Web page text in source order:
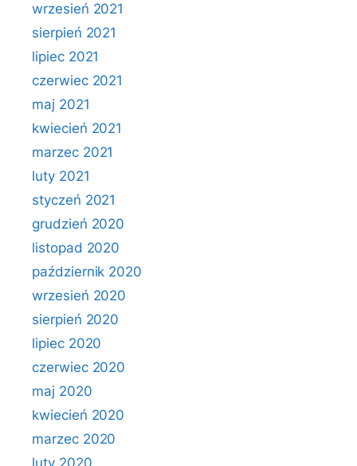
wrzesień 2021
sierpień 2021
lipiec 2021
czerwiec 2021
maj 2021
kwiecień 2021
marzec 2021
luty 2021
styczeń 2021
grudzień 2020
listopad 2020
październik 2020
wrzesień 2020
sierpień 2020
lipiec 2020
czerwiec 2020
maj 2020
kwiecień 2020
marzec 2020
luty 2020